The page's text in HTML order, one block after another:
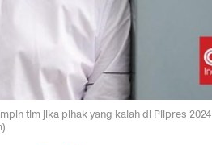
tim jika pihak yang kalah di Pilpres 2024